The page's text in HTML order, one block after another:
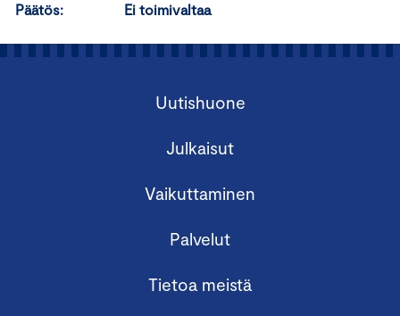
Päätös: Ei toimivaltaa
Uutishuone
Julkaisut
Vaikuttaminen
Palvelut
Tietoa meistä